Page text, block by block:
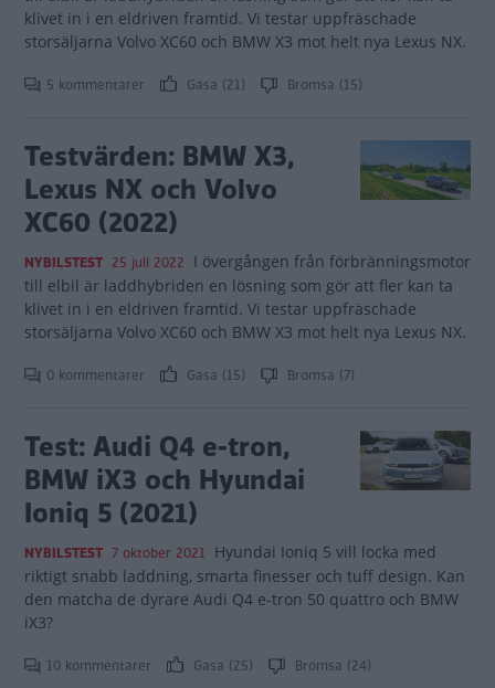
klivet in i en eldriven framtid. Vi testar uppfräschade
storsäljarna Volvo XC60 och BMW X3 mot helt nya Lexus NX.
5 kommentarer Gasa (21) Bromsa (15)
Testvärden: BMW X3,
Lexus NX och Volvo
XC60 (2022)
NYBILSTEST 25 juli 2022 I övergången från förbränningsmotor
till elbil är laddhybriden en lösning som gör att fler kan ta
klivet in i en eldriven framtid. Vi testar uppfräschade
storsäljarna Volvo XC60 och BMW X3 mot helt nya Lexus NX.
0 kommentarer Gasa (15) Bromsa (7)
Test: Audi Q4 e-tron,
BMW iX3 och Hyundai
Ioniq 5 (2021)
NYBILSTEST 7 oktober 2021 Hyundai Ioniq 5 vill locka med
riktigt snabb laddning, smarta finesser och tuff design. Kan
den matcha de dyrare Audi Q4 e-tron 50 quattro och BMW
iX3?
10 kommentarer Gasa (25) Bromsa (24)